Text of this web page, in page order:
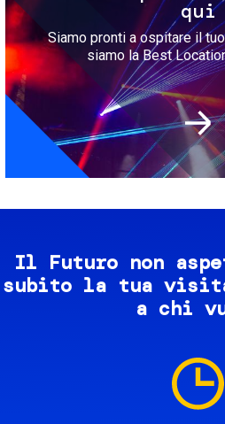
qui
Siamo pronti a ospitare il
siamo la Best
Il Futuro non
subito la tua visita
a chi